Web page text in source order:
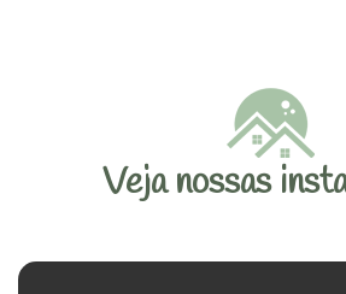
Veja nossas